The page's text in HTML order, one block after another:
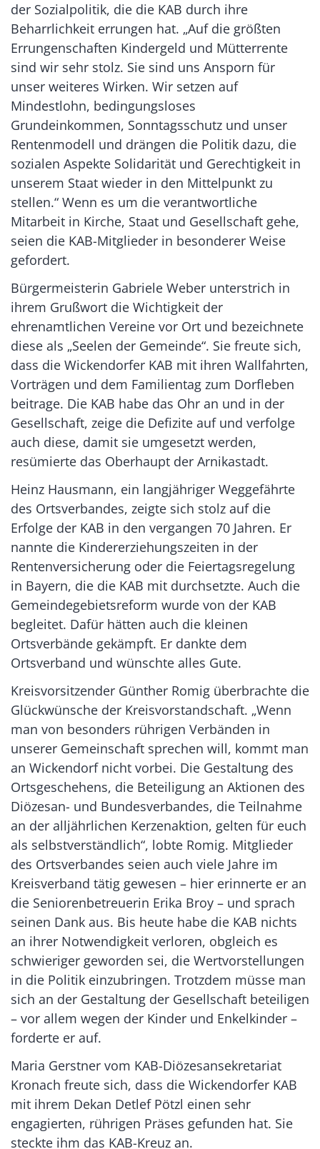
der Sozialpolitik, die die KAB durch ihre
Beharrlichkeit errungen hat. „Auf die größten
Errungenschaften Kindergeld und Mütterrente
sind wir sehr stolz. Sie sind uns Ansporn für
unser weiteres Wirken. Wir setzen auf
Mindestlohn, bedingungsloses
Grundeinkommen, Sonntagsschutz und unser
Rentenmodell und drängen die Politik dazu, die
sozialen Aspekte Solidarität und Gerechtigkeit in
unserem Staat wieder in den Mittelpunkt zu
stellen.“ Wenn es um die verantwortliche
Mitarbeit in Kirche, Staat und Gesellschaft gehe,
seien die KAB-Mitglieder in besonderer Weise
gefordert.
Bürgermeisterin Gabriele Weber unterstrich in
ihrem Grußwort die Wichtigkeit der
ehrenamtlichen Vereine vor Ort und bezeichnete
diese als „Seelen der Gemeinde“. Sie freute sich,
dass die Wickendorfer KAB mit ihren Wallfahrten,
Vorträgen und dem Familientag zum Dorfleben
beitrage. Die KAB habe das Ohr an und in der
Gesellschaft, zeige die Defizite auf und verfolge
auch diese, damit sie umgesetzt werden,
resümierte das Oberhaupt der Arnikastadt.
Heinz Hausmann, ein langjähriger Weggefährte
des Ortsverbandes, zeigte sich stolz auf die
Erfolge der KAB in den vergangen 70 Jahren. Er
nannte die Kindererziehungszeiten in der
Rentenversicherung oder die Feiertagsregelung
in Bayern, die die KAB mit durchsetzte. Auch die
Gemeindegebietsreform wurde von der KAB
begleitet. Dafür hätten auch die kleinen
Ortsverbände gekämpft. Er dankte dem
Ortsverband und wünschte alles Gute.
Kreisvorsitzender Günther Romig überbrachte die
Glückwünsche der Kreisvorstandschaft. „Wenn
man von besonders rührigen Verbänden in
unserer Gemeinschaft sprechen will, kommt man
an Wickendorf nicht vorbei. Die Gestaltung des
Ortsgeschehens, die Beteiligung an Aktionen des
Diözesan- und Bundesverbandes, die Teilnahme
an der alljährlichen Kerzenaktion, gelten für euch
als selbstverständlich“, lobte Romig. Mitglieder
des Ortsverbandes seien auch viele Jahre im
Kreisverband tätig gewesen – hier erinnerte er an
die Seniorenbetreuerin Erika Broy – und sprach
seinen Dank aus. Bis heute habe die KAB nichts
an ihrer Notwendigkeit verloren, obgleich es
schwieriger geworden sei, die Wertvorstellungen
in die Politik einzubringen. Trotzdem müsse man
sich an der Gestaltung der Gesellschaft beteiligen
– vor allem wegen der Kinder und Enkelkinder –
forderte er auf.
Maria Gerstner vom KAB-Diözesansekretariat
Kronach freute sich, dass die Wickendorfer KAB
mit ihrem Dekan Detlef Pötzl einen sehr
engagierten, rührigen Präses gefunden hat. Sie
steckte ihm das KAB-Kreuz an.